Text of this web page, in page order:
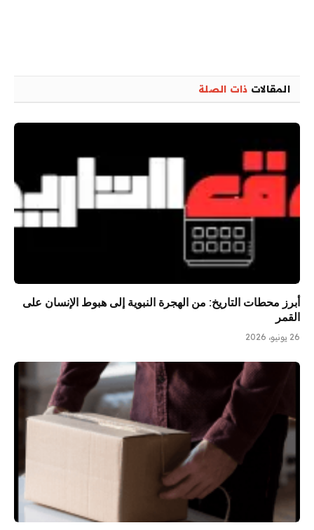
المقالات ذات الصلة
أبرز محطات التاريخ: من الهجرة النبوية إلى هبوط الإنسان على
القمر
26 يونيو، 2026